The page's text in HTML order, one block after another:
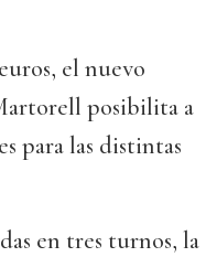
el nuevo
posibilita a
para las distintas
en tres turnos, la